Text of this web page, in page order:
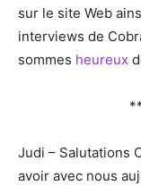
sur le site Web
interviews de
sommes heureux
Judi – Salutations
avoir avec nous